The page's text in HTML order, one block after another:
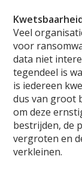
Veel
voor
data niet
tegendeel is
is iedereen
dus van groot
om deze
bestrijden, de
vergroten en
verkleinen.